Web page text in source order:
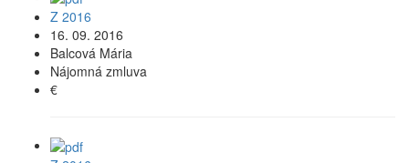
Z 2016
16. 09. 2016
Balcová Mária
Nájomná zmluva
€